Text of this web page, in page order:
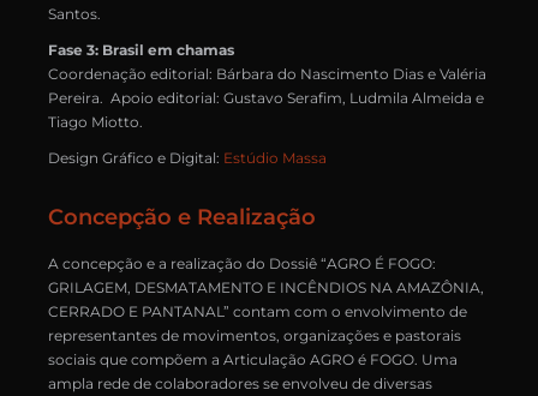
Santos.
Fase 3: Brasil em chamas
Coordenação editorial: Bárbara do Nascimento Dias e Valéria
Pereira. Apoio editorial: Gustavo Serafim, Ludmila Almeida e
Tiago Miotto.
Design Gráfico e Digital: Estúdio Massa
Concepção e Realização
A concepção e a realização do Dossiê “AGRO É FOGO:
GRILAGEM, DESMATAMENTO E INCÊNDIOS NA AMAZÔNIA,
CERRADO E PANTANAL” contam com o envolvimento de
representantes de movimentos, organizações e pastorais
sociais que compõem a Articulação AGRO é FOGO. Uma
ampla rede de colaboradores se envolveu de diversas